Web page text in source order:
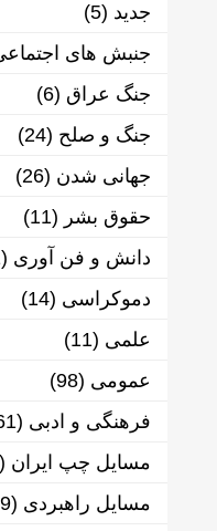
جدید (5)
جنبش های
جنگ عراق (6)
جنگ و صلح (24)
جهانی شدن (26)
حقوق بشر (11)
دانش و فن آوری (31)
دموکراسی (14)
علمی (11)
عمومی (98)
فرهنگی و ادبی (61)
مسایل چپ ایران (24)
مسایل راهبردی (39)